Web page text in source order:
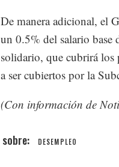
De manera adicional, el
un 0.5% del salario base
solidario, que cubrirá los
a ser cubiertos por la
(Con información de
DESEMPLEO